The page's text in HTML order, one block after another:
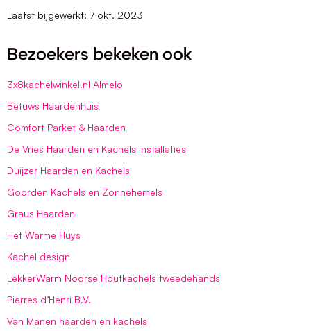
Laatst bijgewerkt: 7 okt. 2023
Bezoekers bekeken ook
3x8kachelwinkel.nl Almelo
Betuws Haardenhuis
Comfort Parket & Haarden
De Vries Haarden en Kachels Installaties
Duijzer Haarden en Kachels
Goorden Kachels en Zonnehemels
Graus Haarden
Het Warme Huys
Kachel design
LekkerWarm Noorse Houtkachels tweedehands
Pierres d’Henri B.V.
Van Manen haarden en kachels